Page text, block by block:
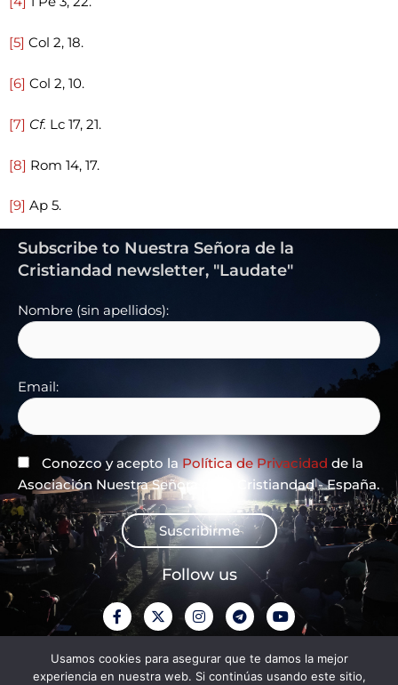
[5] Col 2, 18.
[6] Col 2, 10.
[7] Cf. Lc 17, 21.
[8] Rom 14, 17.
[9] Ap 5.
Subscribe to Nuestra Señora de la
Cristiandad newsletter, "Laudate"
Nombre (sin apellidos):
Email:
Conozco y acepto la Política de Privacidad de la
Asociación Nuestra Señora de la Cristiandad - España.
Suscribirme
Follow us
F
a
c
e
b
o
X
-
t
i
t
I
n
s
a
g
T
e
l
g
r
Y
o
u
u
b
Privacy Policy
Usamos cookies para asegurar que te damos la mejor
experiencia en nuestra web. Si continúas usando este sitio,